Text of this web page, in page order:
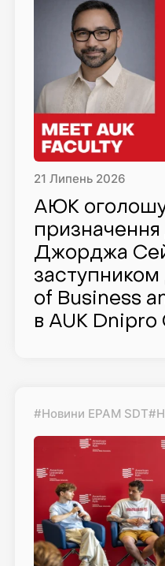
21Липень 2026
АЮК
призначення
Джорджа
заступником
of Business
в AUK Dnipro
#Новини EPAM SDT